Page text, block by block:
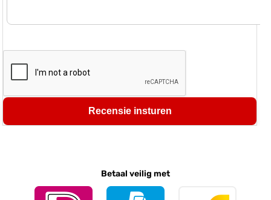
Recensie insturen
Betaal veilig met